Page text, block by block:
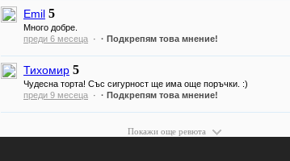
Emil 5
Много добре.
преди 6 месеца · · Подкрепям това мнение!
Тихомир 5
Чудесна торта! Със сигурност ще има още поръчки. :)
преди 9 месеца · · Подкрепям това мнение!
Покажи още ревюта